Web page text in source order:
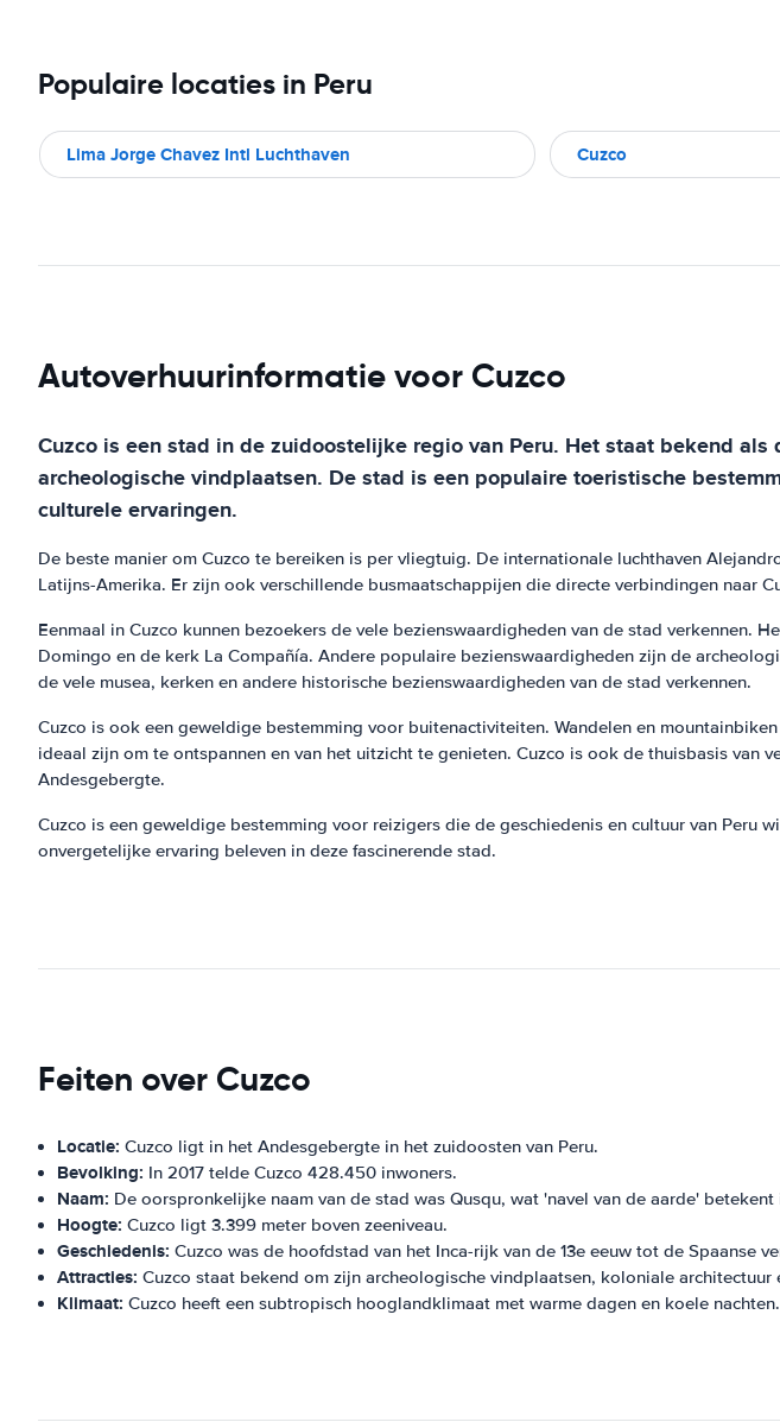
Populaire locaties in Peru
Lima Jorge Chavez Intl Luchthaven Cuzco
Autoverhuurinformatie voor Cuzco
Cuzco is een stad in de zuidoostelijke regio van Peru. Het staat bekend
archeologische vindplaatsen. De stad is een populaire toeristische
culturele ervaringen.
De beste manier om Cuzco te bereiken is per vliegtuig. De internationale luchthaven
Latijns-Amerika. Er zijn ook verschillende busmaatschappijen die directe verbindingen naar
Eenmaal in Cuzco kunnen bezoekers de vele bezienswaardigheden van de stad verkennen.
Domingo en de kerk La Compañía. Andere populaire bezienswaardigheden zijn de
de vele musea, kerken en andere historische bezienswaardigheden van de stad verkennen.
Cuzco is ook een geweldige bestemming voor buitenactiviteiten. Wandelen en
ideaal zijn om te ontspannen en van het uitzicht te genieten. Cuzco is ook de thuisbasis
Andesgebergte.
Cuzco is een geweldige bestemming voor reizigers die de geschiedenis en cultuur van Peru
onvergetelijke ervaring beleven in deze fascinerende stad.
Feiten over Cuzco
Locatie: Cuzco ligt in het Andesgebergte in het zuidoosten van Peru.
Bevolking: In 2017 telde Cuzco 428.450 inwoners.
Naam: De oorspronkelijke naam van de stad was Qusqu, wat 'navel van de aarde' betekent
Hoogte: Cuzco ligt 3.399 meter boven zeeniveau.
Geschiedenis: Cuzco was de hoofdstad van het Inca-rijk van de 13e eeuw tot de Spaanse
Attracties: Cuzco staat bekend om zijn archeologische vindplaatsen, koloniale architectuur
Klimaat: Cuzco heeft een subtropisch hooglandklimaat met warme dagen en koele nachten.